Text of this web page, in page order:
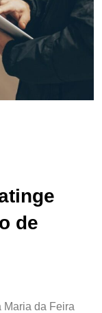
de
Maria da Feira